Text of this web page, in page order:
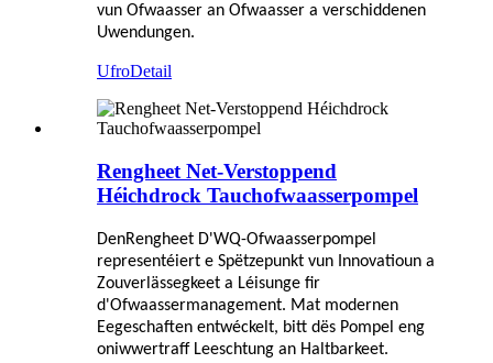
vun Ofwaasser an Ofwaasser a verschiddenen
Uwendungen.
UfroDetail
Rengheet Net-Verstoppend
Héichdrock Tauchofwaasserpompel
DenRengheet D'WQ-Ofwaasserpompel
representéiert e Spëtzepunkt vun Innovatioun a
Zouverlässegkeet a Léisunge fir
d'Ofwaassermanagement. Mat modernen
Eegeschaften entwéckelt, bitt dës Pompel eng
oniwwertraff Leeschtung an Haltbarkeet.